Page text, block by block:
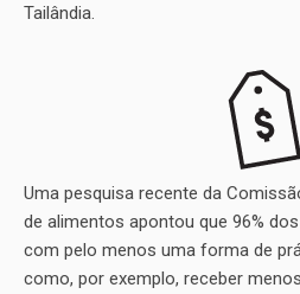
Tailândia.
Uma pesquisa recente da
de alimentos apontou que 96%
com pelo menos uma forma de
como, por exemplo, receber